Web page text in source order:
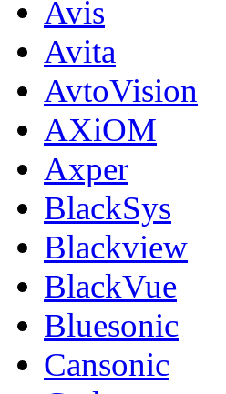
Avis
Avita
AvtoVision
AXiOM
Axper
BlackSys
Blackview
BlackVue
Bluesonic
Cansonic